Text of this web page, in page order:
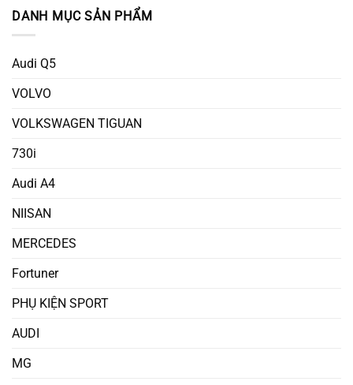
DANH MỤC SẢN PHẨM
Audi Q5
VOLVO
VOLKSWAGEN TIGUAN
730i
Audi A4
NIISAN
MERCEDES
Fortuner
PHỤ KIỆN SPORT
AUDI
MG